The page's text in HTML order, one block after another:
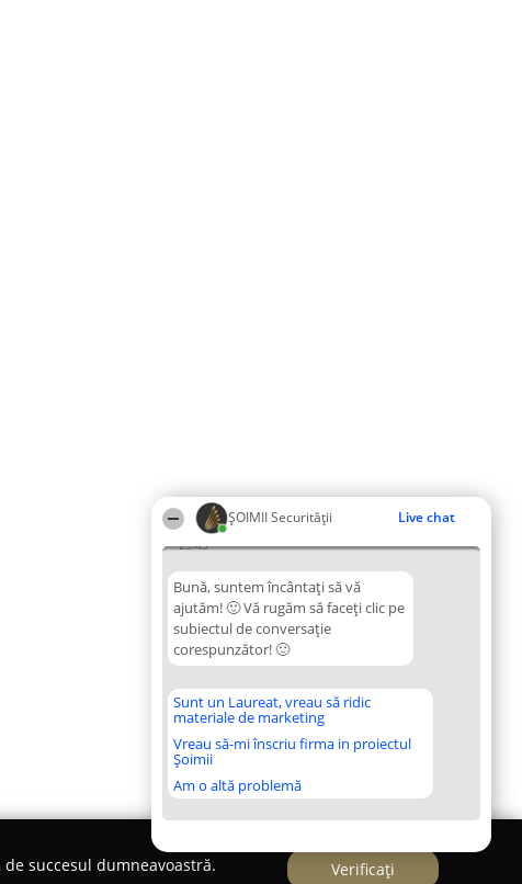
ȘOIMII Securității Live chat
23:43
Bună, suntem încântați să vă
ajutăm! 🙂 Vă rugăm să faceți clic pe
subiectul de conversație
corespunzător! 🙂
Sunt un Laureat, vreau să ridic
materiale de marketing
Vreau să-mi înscriu firma in proiectul
Șoimii
Am o altă problemă
succesul dumneavoastră.
Verificați